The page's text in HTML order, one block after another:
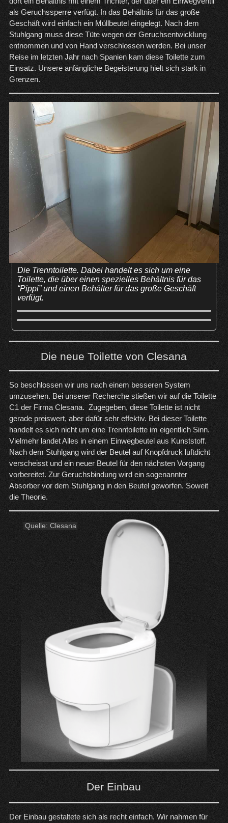
als Geruchssperre verfügt. In das Behältnis für das große
Geschäft wird einfach ein Müllbeutel eingelegt. Nach dem
Stuhlgang muss diese Tüte wegen der Geruchsentwicklung
entnommen und von Hand verschlossen werden. Bei unser
Reise im letzten Jahr nach Spanien kam diese Toilette zum
Einsatz. Unsere anfängliche Begeisterung hielt sich stark in
Grenzen.
Die Trenntoilette. Dabei handelt es sich um eine
Toilette, die über einen spezielles Behältnis für das
“Pippi” und einen Behälter für das große Geschäft
verfügt.
Die neue Toilette von Clesana
So beschlossen wir uns nach einem besseren System
umzusehen. Bei unserer Recherche stießen wir auf die Toilette
C1 der Firma Clesana. Zugegeben, diese Toilette ist nicht
gerade preiswert, aber dafür sehr effektiv. Bei dieser Toilette
handelt es sich nicht um eine Trenntoilette im eigentlich Sinn.
Vielmehr landet Alles in einem Einwegbeutel aus Kunststoff.
Nach dem Stuhlgang wird der Beutel auf Knopfdruck luftdicht
verscheisst und ein neuer Beutel für den nächsten Vorgang
vorbereitet. Zur Geruchsbindung wird ein sogenannter
Absorber vor dem Stuhlgang in den Beutel geworfen. Soweit
die Theorie.
Quelle: Clesana
Der Einbau
Der Einbau gestaltete sich als recht einfach. Wir nahmen für